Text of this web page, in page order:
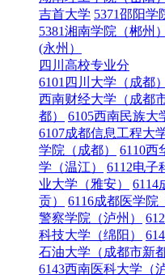
吉首大学 5371邵阳学
5381湘南学院（郴州）
(永州）
四川高校专业分
6101四川大学（成都）
西南财经大学（成都
都）
6105西南民族大
6107成都信息工程大
学院（成都）
6110西
学（温江）
6112电子
业大学（雅安）
6114
贡）
6116成都医学院
警察学院（泸州）
科技大学（绵阳）
石油大学（成都市新
6143西南医科大学（